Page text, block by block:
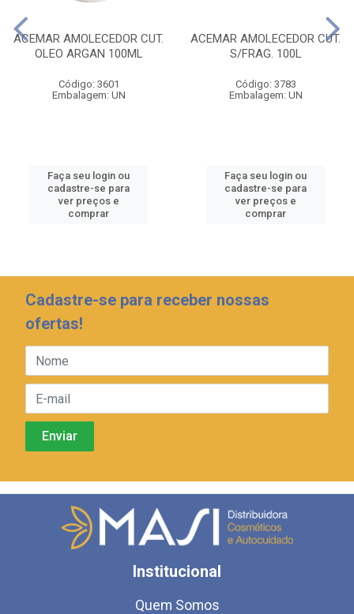
ACEMAR AMOLECEDOR CUT.
OLEO ARGAN 100ML
Código: 3601
Embalagem: UN
Faça seu login ou
cadastre-se para
ver preços e
comprar
ACEMAR AMOLECEDOR CUT.
S/FRAG. 100L
Código: 3783
Embalagem: UN
Faça seu login ou
cadastre-se para
ver preços e
comprar
Cadastre-se para receber nossas
ofertas!
Institucional
Quem Somos